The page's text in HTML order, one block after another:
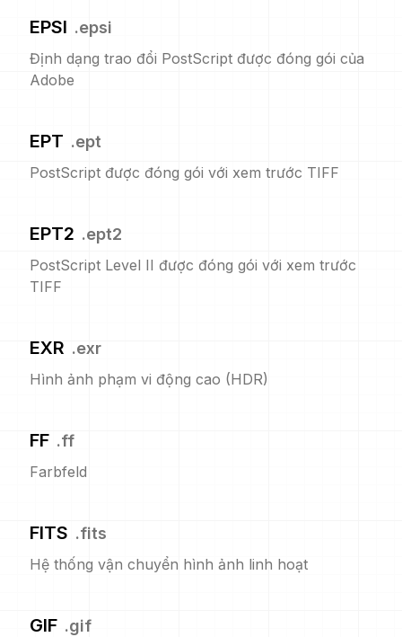
EPSI .epsi
Định dạng trao đổi PostScript được đóng gói của
Adobe
EPT .ept
PostScript được đóng gói với xem trước TIFF
EPT2 .ept2
PostScript Level II được đóng gói với xem trước
TIFF
EXR .exr
Hình ảnh phạm vi động cao (HDR)
FF .ff
Farbfeld
FITS .fits
Hệ thống vận chuyển hình ảnh linh hoạt
GIF .gif